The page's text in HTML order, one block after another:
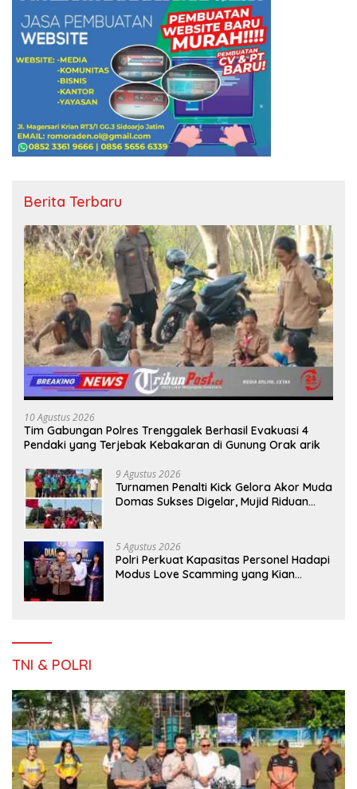
Berita Terbaru
10 Agustus 2026
Tim Gabungan Polres Trenggalek Berhasil Evakuasi 4
Pendaki yang Terjebak Kebakaran di Gunung Orak arik
9 Agustus 2026
Turnamen Penalti Kick Gelora Akor Muda
Domas Sukses Digelar, Mujid Riduan
5 Agustus 2026
Polri Perkuat Kapasitas Personel Hadapi
Modus Love Scamming yang Kian
TNI & POLRI